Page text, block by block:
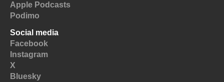
Apple Podcasts
Podimo
Social media
Facebook
Instagram
X
Bluesky